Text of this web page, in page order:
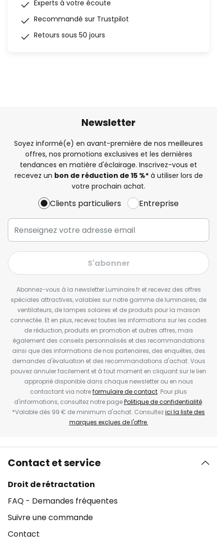
Experts à votre écoute
Recommandé sur Trustpilot
Retours sous 50 jours
Newsletter
Soyez informé(e) en avant-première de nos meilleures
offres, nos promotions exclusives et les dernières
tendances en matière d'éclairage. Inscrivez-vous et
recevez un bon de réduction de 15 %*à utiliser lors de
votre prochain achat.
Clients particuliers Entreprise
S'abonner
Abonnez-vous à la newsletter Luminaire.fr et recevez des offres
spéciales attractives, valables sur notre gamme de luminaires, de
ventilateurs, de lampes solaires et de produits pour la maison
connectée. Et en plus, recevez toutes les informations sur les codes
de réduction, produits en promotion et autres offres, mais
également des conseils personnalisés et des recommandations
ainsi que des informations de nos partenaires, des enquêtes, des
demandes d'évaluation et des recommandations d'achat. Vous
pouvez annuler facilement et à tout moment en cliquant sur le lien
approprié disponible dans chaque newsletter ou en nous
contactant via notreformulaire de contact. Pour plus
d'informations, consultez notre pagePolitique de confidentialité.
*Valable dès 99 € de minimum d'achat. Consultezici la liste des
marques exclues de l'offre.
Contact et service
Droit de rétractation
FAQ - Demandes fréquentes
Suivre une commande
Contact